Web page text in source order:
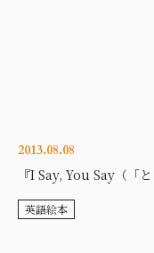
2013.08.08
『I Say, You Say（「
英語絵本